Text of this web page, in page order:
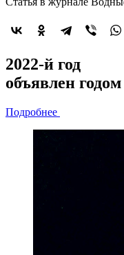
2022-й год
объявлен
Подробнее